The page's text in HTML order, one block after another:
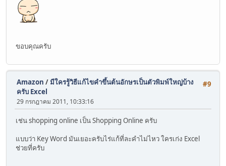
ขอบคุณครับ
#9
Amazon / มีใครรู้วิธีแก้ไขคำขึ้นต้นอักษรเป็นตัวพิมพ์ใหญ่บ้าง
ครับ Excel
29 กรกฎาคม 2011, 10:33:16
เช่น shopping online เป็น Shopping Online ครับ
แบบว่า Key Word มันเยอะครับไร่แก้ที่ละคำไม่ไหว ใครเก่ง Excel
ช่วยที่ครับ